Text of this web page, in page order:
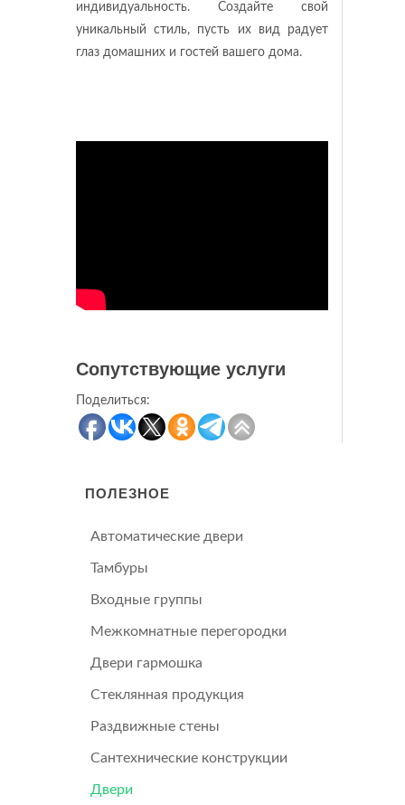
индивидуальность. Создайте свой
уникальный стиль, пусть их вид радует
глаз домашних и гостей вашего дома.
Сопутствующие услуги
Поделиться:
ПОЛЕЗНОЕ
Автоматические двери
Тамбуры
Входные группы
Межкомнатные перегородки
Двери гармошка
Стеклянная продукция
Раздвижные стены
Сантехнические конструкции
Двери